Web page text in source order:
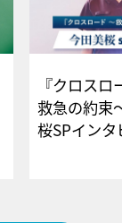
『クロス
救急の約束
桜SPイ